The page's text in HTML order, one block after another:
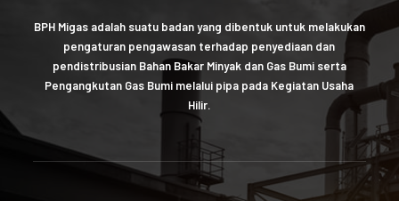
BPH Migas adalah suatu badan yang dibentuk untuk melakukan
pengaturan pengawasan terhadap penyediaan dan
pendistribusian Bahan Bakar Minyak dan Gas Bumi serta
Pengangkutan Gas Bumi melalui pipa pada Kegiatan Usaha
Hilir.